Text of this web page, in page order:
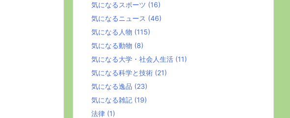
気になるスポーツ (16)
気になるニュース (46)
気になる人物 (115)
気になる動物 (8)
気になる大学・社会人生活 (11)
気になる科学と技術 (21)
気になる逸品 (23)
気になる雑記 (19)
法律 (1)